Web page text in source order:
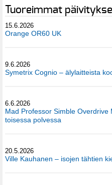
Tuoreimmat
15.6.2026
Orange OR60 UK
9.6.2026
Symetrix Cognio – älylaitteista
6.6.2026
Mad Professor Simble
toisessa polvessa
20.5.2026
Ville Kauhanen – isojen tähtien